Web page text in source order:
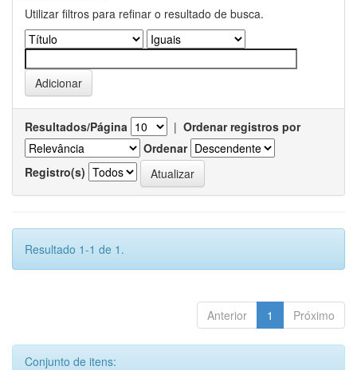
Utilizar filtros para refinar o resultado de busca.
Resultados/Página | Ordenar registros por
Ordenar
Registro(s)
Resultado 1-1 de 1.
Anterior 1 Próximo
Conjunto de itens: